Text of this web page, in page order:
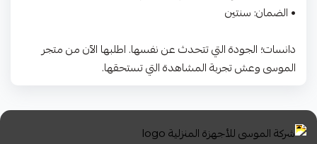
• الضمان: سنتين
دانسات؛ الجودة التي تتحدث عن نفسها. اطلبها الآن من متجر
الموسى وعش تجربة المشاهدة التي تستحقها.